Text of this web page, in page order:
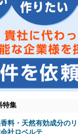
特集
料・天然有効成分の
社ロベルテ